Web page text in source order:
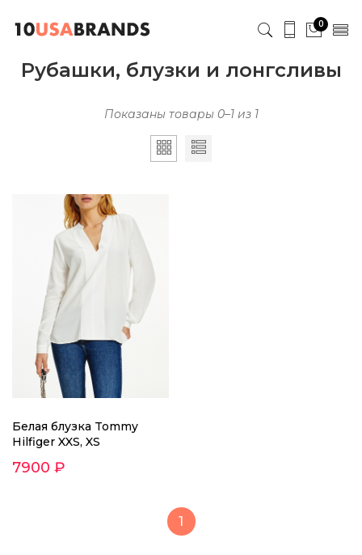
0
Рубашки, блузки и лонгсливы
Показаны товары 0–1 из 1
Белая блузка Tommy
Hilfiger XXS, XS
7900 ₽
1